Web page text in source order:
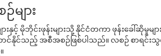
ျား
းနှင့် မိုဘိုင်းဖုန်းများသို့ နိုင်ငံတကာ ဖုန်းခေါ်ဆို
နိုင်သည့် အစီအစဉ်ဖြစ်ပါသည်။ လစဉ် စာရင်း